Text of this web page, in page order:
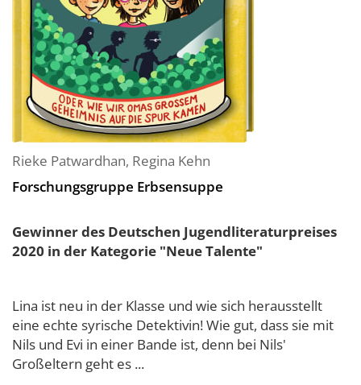
Rieke Patwardhan, Regina Kehn
Forschungsgruppe Erbsensuppe
Gewinner des Deutschen Jugendliteraturpreises
2020 in der Kategorie "Neue Talente"
Lina ist neu in der Klasse und wie sich herausstellt
eine echte syrische Detektivin! Wie gut, dass sie mit
Nils und Evi in einer Bande ist, denn bei Nils'
Großeltern geht es ...